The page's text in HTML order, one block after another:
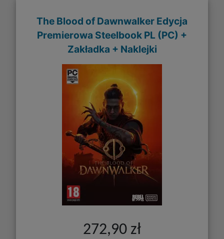
The Blood of Dawnwalker Edycja
Premierowa Steelbook PL (PC) +
Zakładka + Naklejki
272,90 zł